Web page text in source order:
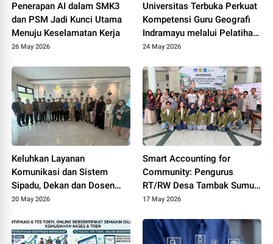
Penerapan AI dalam SMK3
dan PSM Jadi Kunci Utama
Menuju Keselamatan Kerja
26 May 2026
Universitas Terbuka Perkuat
Kompetensi Guru Geografi
Indramayu melalui Pelatihan
Drone Mapping dan Analisis
24 May 2026
Keluhkan Layanan
Komunikasi dan Sistem
Sipadu, Dekan dan Dosen
FTIK PTIQ Datangi Rektorat
20 May 2026
Smart Accounting for
Community: Pengurus
RT/RW Desa Tambak Sumur
Ikuti Pelatihan Transparansi
Digital
17 May 2026